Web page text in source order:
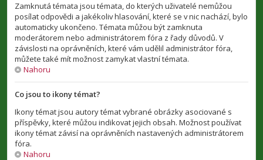
Zamknutá témata jsou témata, do kterých uživatelé nemůžou
posílat odpovědi a jakékoliv hlasování, které se v nic nachází, bylo
automaticky ukončeno. Témata můžou být zamknuta
moderátorem nebo administrátorem fóra z řady důvodů. V
závislosti na oprávněních, které vám udělil administrátor fóra,
můžete také mít možnost zamykat vlastní témata.
Nahoru
Co jsou to ikony témat?
Ikony témat jsou autory témat vybrané obrázky asociované s
příspěvky, které můžou indikovat jejich obsah. Možnost používat
ikony témat závisí na oprávněních nastavených administrátorem
fóra.
Nahoru